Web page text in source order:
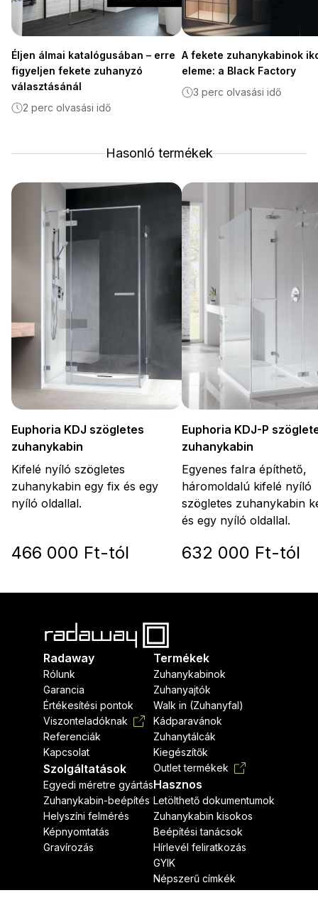
Éljen álmai katalógusában – erre
figyeljen fekete zuhanyzó
választásánál
2 perc olvasási idő
A fekete zuhanykabinok
eleme: a Black Factory
3 perc olvasási idő
Hasonló termékek
Euphoria KDJ szögletes
zuhanykabin
Kifelé nyíló szögletes
zuhanykabin egy fix és egy
nyíló oldallal.
466 000 Ft-tól
Euphoria KDJ-P
zuhanykabin
Egyenes falra építhető,
háromoldalú kifelé nyíló
szögletes zuhanykabin
és egy nyíló oldallal.
632 000 Ft-tól
Radaway
Rólunk
Garancia
Értékesítési pontok
Viszonteladóknak
Referenciák
Kapcsolat
Szolgáltatások
Egyedi méretre gyártás
Zuhanykabin-beépítés
Helyszíni felmérés
Képnyomtatás
Gravírozás
Termékek
Zuhanykabinok
Zuhanyajtók
Walk in (Zuhanyfal)
Kádparavánok
Zuhanytálcák
Kiegészítők
Outlet termékek
Hasznos
Letölthető dokumentumok
Zuhanykabin kisokos
Beépítési tanácsok
Hírlevél feliratkozás
GYIK
Népszerű címkék